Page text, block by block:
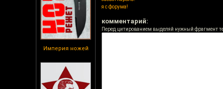
Империя ножей
я с форума!
комментарий:
Перед цитированием выделяй нужный фрагмент